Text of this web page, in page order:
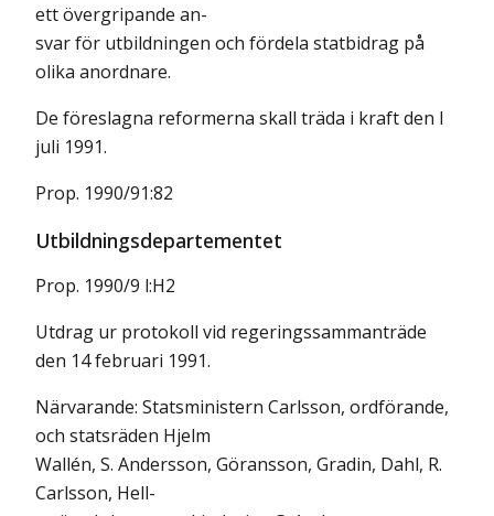
ett övergripande an-
svar för utbildningen och fördela statbidrag på
olika anordnare.
De föreslagna reformerna skall träda i kraft den I
juli 1991.
Prop. 1990/91:82
Utbildningsdepartementet
Prop. 1990/9 l:H2
Utdrag ur protokoll vid regeringssammanträde
den 14 februari 1991.
Närvarande: Statsministern Carlsson, ordförande,
och statsräden Hjelm
Wallén, S. Andersson, Göransson, Gradin, Dahl, R.
Carlsson, Hell-